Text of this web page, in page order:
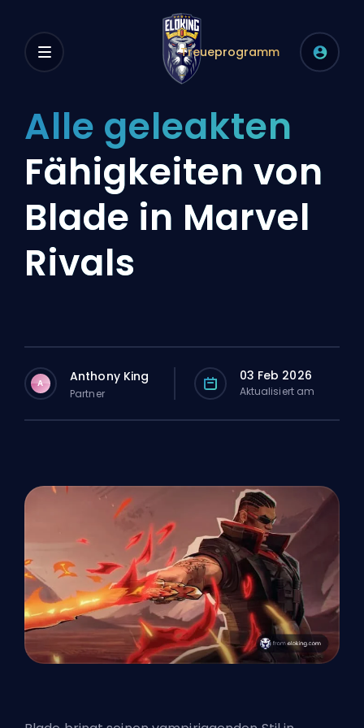
Treueprogramm
Alle geleakten
Fähigkeiten von
Blade in Marvel
Rivals
A Anthony King
Partner
03 Feb 2026
Aktualisiert am